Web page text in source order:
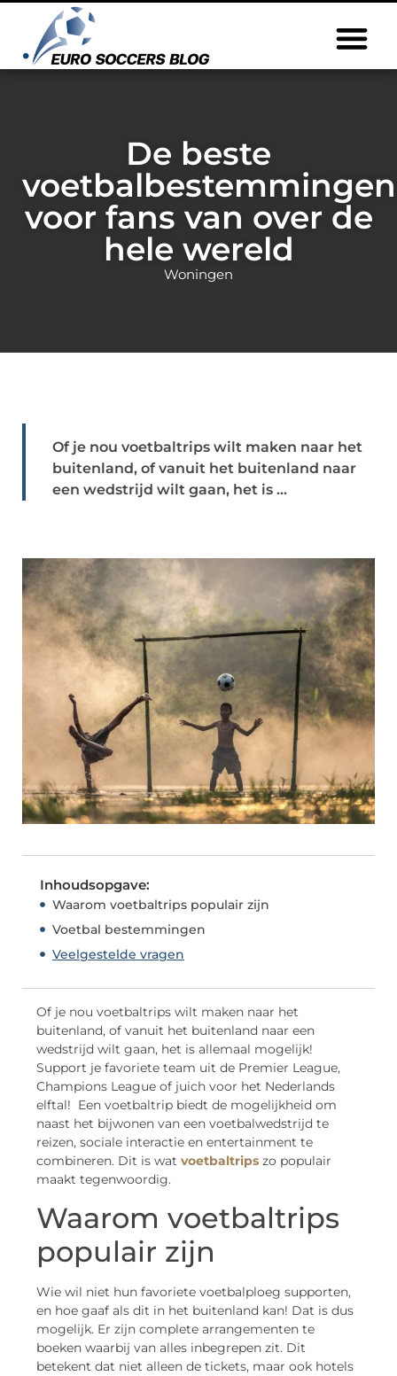
De beste
voetbalbestemmingen
voor fans van over de
hele wereld
Woningen
Of je nou voetbaltrips wilt maken naar het
buitenland, of vanuit het buitenland naar
een wedstrijd wilt gaan, het is ...
Inhoudsopgave:
Waarom voetbaltrips populair zijn
Voetbal bestemmingen
Veelgestelde vragen
Of je nou voetbaltrips wilt maken naar het
buitenland, of vanuit het buitenland naar een
wedstrijd wilt gaan, het is allemaal mogelijk!
Support je favoriete team uit de Premier League,
Champions League of juich voor het Nederlands
elftal! Een voetbaltrip biedt de mogelijkheid om
naast het bijwonen van een voetbalwedstrijd te
reizen, sociale interactie en entertainment te
combineren. Dit is wat voetbaltrips zo populair
maakt tegenwoordig.
Waarom voetbaltrips
populair zijn
Wie wil niet hun favoriete voetbalploeg supporten,
en hoe gaaf als dit in het buitenland kan! Dat is dus
mogelijk. Er zijn complete arrangementen te
boeken waarbij van alles inbegrepen zit. Dit
betekent dat niet alleen de tickets, maar ook hotels